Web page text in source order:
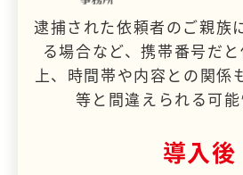
逮捕された依頼者のご親族
る場合など、携帯番号だ
上、時間帯や内容との関係
等と間違えられる可能
導入後